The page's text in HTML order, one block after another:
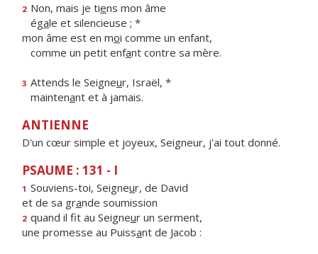
2 Non, mais je tiens mon âme
égale et silencieuse ; *
mon âme est en moi comme un enfant,
comme un petit enfant contre sa mère.
3 Attends le Seigneur, Israël, *
maintenant et à jamais.
ANTIENNE
D'un cœur simple et joyeux, Seigneur, j'ai tout donné.
PSAUME : 131 - I
1 Souviens-toi, Seigneur, de David
et de sa grande soumission
2 quand il fit au Seigneur un serment,
une promesse au Puissant de Jacob :